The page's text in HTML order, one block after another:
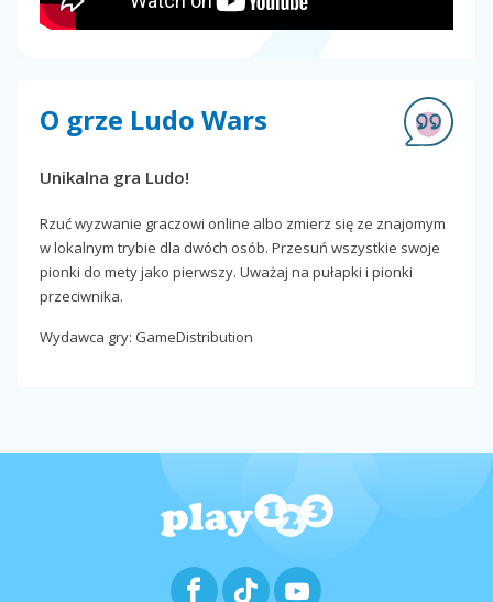
O grze Ludo Wars
Unikalna gra Ludo!
Rzuć wyzwanie graczowi online albo zmierz się ze znajomym
w lokalnym trybie dla dwóch osób. Przesuń wszystkie swoje
pionki do mety jako pierwszy. Uważaj na pułapki i pionki
przeciwnika.
Wydawca gry: GameDistribution